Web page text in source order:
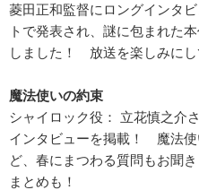
菱田正和監督にロングインタ
トで発表され、謎に包まれた
しました！ 放送を楽しみに
魔法使いの約束
シャイロック役： 立花慎之介
インタビューを掲載！ 魔法使
ど、春にまつわる質問もお聞
まとめも！